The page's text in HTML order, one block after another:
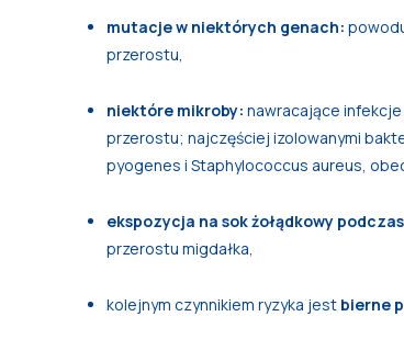
mutacje w niektórych genach:
przerostu,
niektóre mikroby: nawracające
przerostu; najczęściej izolowanymi
pyogenes i Staphylococcus aureus,
ekspozycja na sok żołądkowy
przerostu migdałka,
kolejnym czynnikiem ryzyka jest bierne